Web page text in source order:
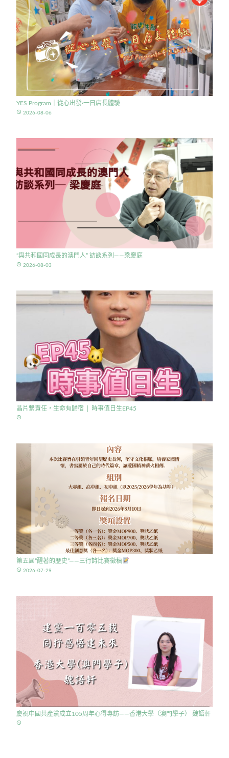
YES Program｜從心出發·一日店長體驗
access_time 2026-08-06
“與共和國同成長的澳門人” 訪談系列——梁慶庭
access_time 2026-08-03
晶片繫責任，生命有歸宿 │ 時事值日生EP45
access_time
第五屆”醒著的歷史”——三行詩比賽徵稿
access_time 2026-07-29
慶祝中國共產黨成立105周年心得專訪——香港大學（澳門學子） 魏語軒
access_time